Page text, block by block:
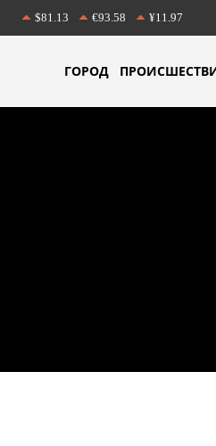
$81.13 €93.58 ¥11.97
ГОРОД